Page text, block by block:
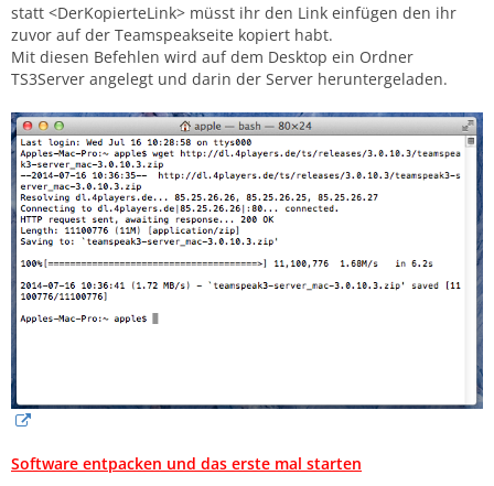
statt <DerKopierteLink> müsst ihr den Link einfügen den ihr
zuvor auf der Teamspeakseite kopiert habt.
Mit diesen Befehlen wird auf dem Desktop ein Ordner
TS3Server angelegt und darin der Server heruntergeladen.
Software entpacken und das erste mal starten